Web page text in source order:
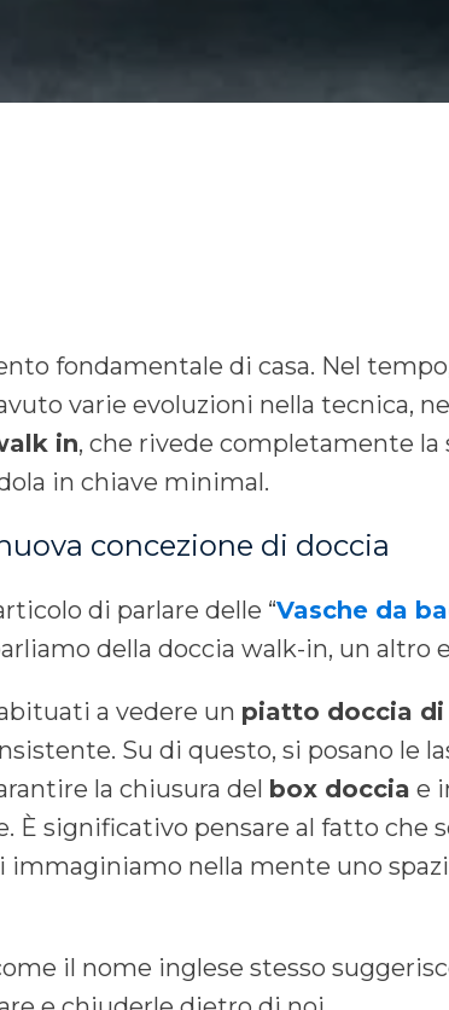
fondamentale di casa. Nel
varie evoluzioni nella tecnica,
in, che rivede completamente
in chiave minimal.
concezione di doccia
di parlare delle “Vasche da
della doccia walk-in, un
a vedere un piatto doccia di
Su di questo, si posano le
la chiusura del box doccia e
È significativo pensare al fatto che
immaginiamo nella mente uno
il nome inglese stesso